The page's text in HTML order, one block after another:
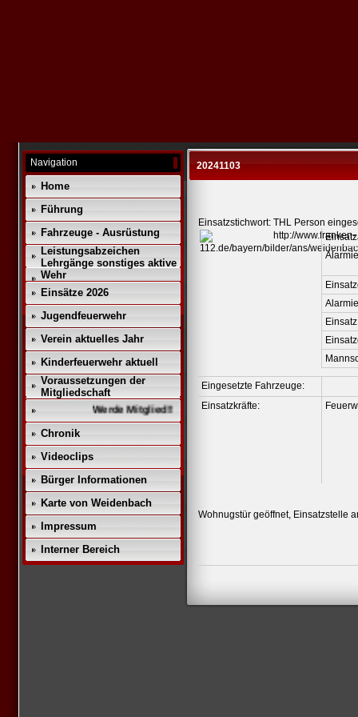
Navigation
Home
Führung
Fahrzeuge - Ausrüstung
Leistungsabzeichen
Lehrgänge sonstiges aktive
Wehr
Einsätze 2026
Jugendfeuerwehr
Verein aktuelles Jahr
Kinderfeuerwehr aktuell
Voraussetzungen der
Mitgliedschaft
Werde Mitglied!!
Chronik
Videoclips
Bürger Informationen
Karte von Weidenbach
Impressum
Interner Bereich
20241103
Einsatzstichwort: THL Person
Eingesetzte Fahrzeuge:
Einsatzkräfte:
Wohnugstür geöffnet, Einsatzstelle